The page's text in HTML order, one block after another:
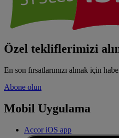
Özel tekliflerimizi
En son fırsatlarımızı almak için
Abone olun
Mobil Uygulama
Accor iOS app